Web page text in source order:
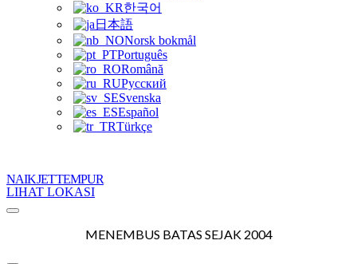
한국어
日本語
Norsk bokmål
Português
Română
Русский
Svenska
Español
Türkçe
NAIK JET TEMPUR
LIHAT LOKASI
Menu
MENEMBUS BATAS SEJAK 2004